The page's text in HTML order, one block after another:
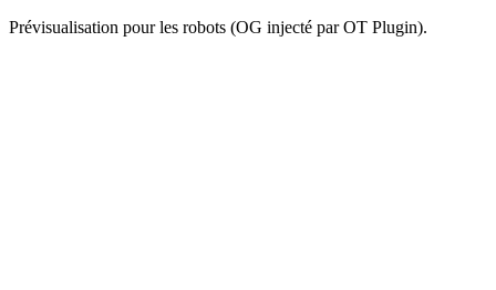
Prévisualisation pour les robots (OG injecté par OT Plugin).